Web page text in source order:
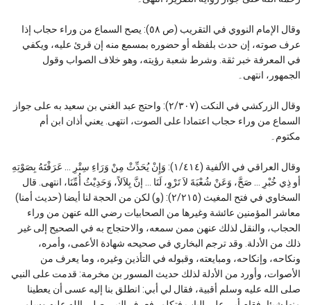
وقال الإمام النووي في التقريب (ص ٥٨): يصح السماع من وراء حجاب إذا
عرف صوته، إن حدث بلفظه أو حضوره بمسمع منه إن قرئ عليه، ويكفي
في المعرفة خبر ثقة. وشرط شعبة رؤيته، وهو خلاف الصواب وقول
الجمهور، انتهى۔
وقال الزركشي في النكت (٢/٣٠٧): واحتج عبد الغني بن سعيد به على جواز
السماع من وراء حجاب اعتمادا على الصوت، انتهى. يعني أذان ابن أم
مكتوم۔
وقال العراقي في الألفية (١/٤١٤): وَإِنْ يُحَدِّثْ مِنْ وَرَاءِ سِتْرِ … عَرَفْتَهُ بِصَوْتِهِ
أو ذِي خُبْرِ … صَحَّ، وَعَنْ شُعْبَةَ لاَ تَرْوِ، لَنَا … إنَّ بِلاَلاً، وَحَدِيْثُ أُمِّنَا، انتهى. قال
السخاوي في فتح المغيث (٢/٢١٥): (و) لكن من الحجة لنا أيضا (حديث أمنا)
معاشر المؤمنين عائشة وغيرها من الصحابيات رضي الله عنهن من وراء
الحجاب، والنقل لذلك عنهن ممن سمعه، والاحتجاج به في الصحيح إلى غير
ذلك من الأدلة. وقد ترجم البخاري في صحيحه شهادة الأعمى، وأمره،
ونكاحه، وإنكاحه، ومبايعته، وقبوله في التأذين وغيره، وما يعرف من
الأصوات، وأورد من الأدلة لذلك حديث المسور بن مخرمة: قدمت على النبي
صلى الله عليه وسلم أقبية، فقال لي أبي: انطلق بنا إليه عسى أن يعطينا